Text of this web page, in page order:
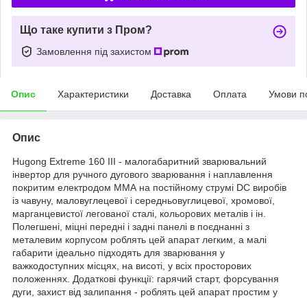
Що таке купити з Пром?
Замовлення під захистом
Опис Характеристики Доставка Оплата Умови
Опис
Hugong Extreme 160 III - малогабаритний зварювальний
інвертор для ручного дугового зварювання і наплавлення
покритим електродом ММА на постійному струмі DC виробів
із чавуну, маловуглецевої і середньовуглицевої, хромової,
марганцевистої легованої сталі, кольорових металів і ін.
Полегшені, міцні передні і задні панелі в поєднанні з
металевим корпусом роблять цей апарат легким, а малі
габарити ідеально підходять для зварювання у
важкодоступних місцях, на висоті, у всіх просторових
положеннях. Додаткові функції: гарячий старт, форсування
дуги, захист від залипання - роблять цей апарат простим у